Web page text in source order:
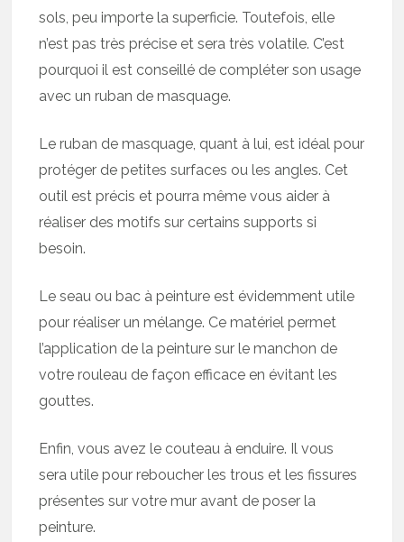
sols, peu importe la superficie. Toutefois, elle
n’est pas très précise et sera très volatile. C’est
pourquoi il est conseillé de compléter son usage
avec un ruban de masquage.
Le ruban de masquage, quant à lui, est idéal pour
protéger de petites surfaces ou les angles. Cet
outil est précis et pourra même vous aider à
réaliser des motifs sur certains supports si
besoin.
Le seau ou bac à peinture est évidemment utile
pour réaliser un mélange. Ce matériel permet
l’application de la peinture sur le manchon de
votre rouleau de façon efficace en évitant les
gouttes.
Enfin, vous avez le couteau à enduire. Il vous
sera utile pour reboucher les trous et les fissures
présentes sur votre mur avant de poser la
peinture.